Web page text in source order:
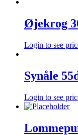
Øjekrog
Login to see
Synåle
Login to see